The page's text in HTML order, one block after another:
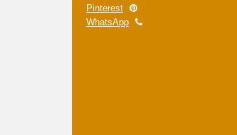
Pinterest
WhatsApp